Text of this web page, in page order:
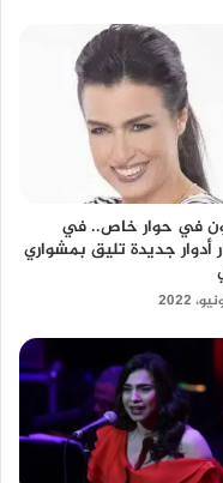
في حوار خاص.. في
أدوار جديدة تليق بمشواري